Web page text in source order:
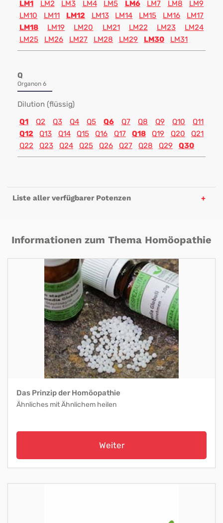
LM1 LM2 LM3 LM4 LM5 LM6 LM7 LM8
LM9
LM10
LM11 LM12 LM13 LM14 LM15 LM16
LM17
LM18
LM19 LM20 LM21 LM22 LM23
LM24
LM25
LM26 LM27 LM28 LM29 LM30 LM31
Q
Organon 6
Dilution (flüssig)
Q1
Q2 Q3 Q4 Q5 Q6 Q7 Q8 Q9 Q10
Q11
Q12
Q13 Q14 Q15 Q16 Q17 Q18 Q19 Q20
Q21
Q22
Q23 Q24 Q25 Q26 Q27 Q28 Q29 Q30
Liste aller verfügbarer Potenzen
Informationen zum Thema Homöopathie
Das Prinzip der Homöopathie
Ähnliches mit Ähnlichem heilen
Weiter